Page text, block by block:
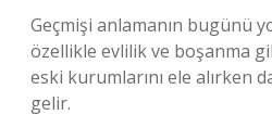
Geçmişi anlamanın bugünü
özellikle evlilik ve boşanma
eski kurumlarını ele alırken
gelir.